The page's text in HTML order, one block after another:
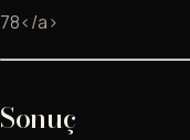
78</a>
Sonuç